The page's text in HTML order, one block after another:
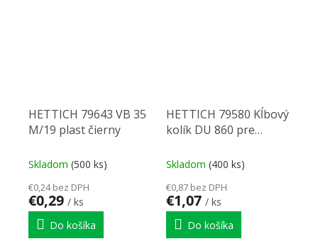
HETTICH 79643 VB 35
M/19 plast čierny
Skladom (500 ks)
€0,24 bez DPH
€0,29 / ks
Do košíka
HETTICH 79580 Kĺbový
kolík DU 860 pre
Skladom (400 ks)
€0,87 bez DPH
€1,07 / ks
Do košíka